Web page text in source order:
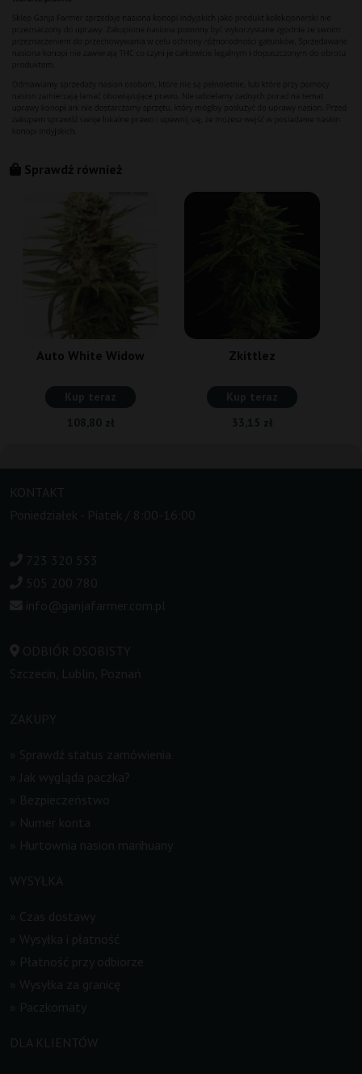
Sprawdź również
Auto White Widow
Kup teraz
108,80 zł
Zkittlez
Kup teraz
33,15 zł
KONTAKT
Poniedziałek - Piatek / 8:00-16:00
723 320 553
505 200 780
info@ganjafarmer.com.pl
ODBIÓR OSOBISTY
Szczecin, Lublin, Poznań
ZAKUPY
Sprawdź status zamówienia
Jak wygląda paczka?
Bezpieczeństwo
Numer konta
Hurtownia nasion marihuany
WYSYŁKA
Czas dostawy
Wysyłka i płatność
Płatność przy odbiorze
Wysyłka za granicę
Paczkomaty
DLA KLIENTÓW